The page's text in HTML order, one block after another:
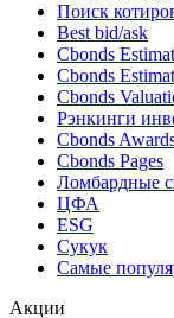
Поиск
Поиск
Ближайшие
Поиск
Best bid/ask
Cbonds
Cbonds
Cbonds
Рэнкинги
Cbonds Awards
Cbonds Pages
Ломбардные
ESG